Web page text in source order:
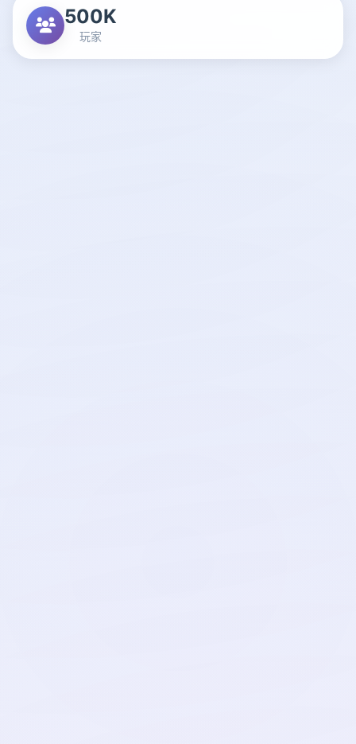
500K
玩家